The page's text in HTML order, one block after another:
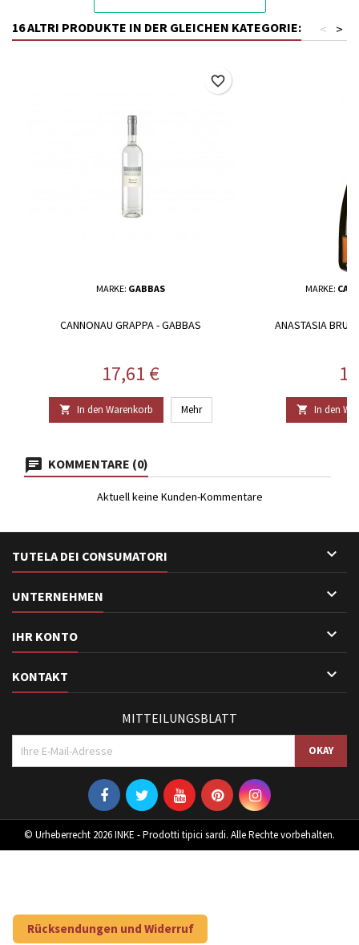
16 ALTRI PRODUKTE IN DER GLEICHEN KATEGORIE: >
<
MARKE: GABBAS
CANNONAU GRAPPA - GABBAS
Preis
17,61 €
 In den Warenkorb Mehr
favorite_border
MARKE:
ANASTASIA BRUT
 In den
KOMMENTARE (0)
Aktuell keine Kunden-Kommentare
TUTELA DEI CONSUMATORI 
UNTERNEHMEN 
IHR KONTO 
KONTAKT 
MITTEILUNGSBLATT
© Urheberrecht 2026 INKE - Prodotti tipici sardi. Alle Rechte vorbehalten.
Rücksendungen und Widerruf